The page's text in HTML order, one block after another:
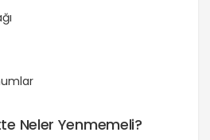
Neler Yenmemeli?